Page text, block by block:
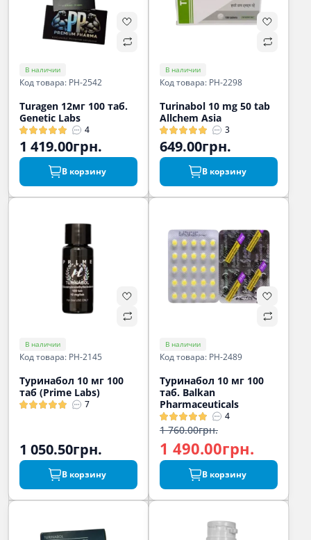
В наличии
Код товара: PH-2542
Turagen 12мг 100 таб.
Genetic Labs
4
1 419.00грн.
В корзину
В наличии
Код товара: PH-2298
Turinabol 10 mg 50 tab
Allchem Asia
3
649.00грн.
В корзину
В наличии
Код товара: PH-2145
Туринабол 10 мг 100
таб (Prime Labs)
7
1 050.50грн.
В корзину
В наличии
Код товара: PH-2489
Туринабол 10 мг 100
таб. Balkan
Pharmaceuticals
4
1 760.00грн.
1 490.00грн.
В корзину